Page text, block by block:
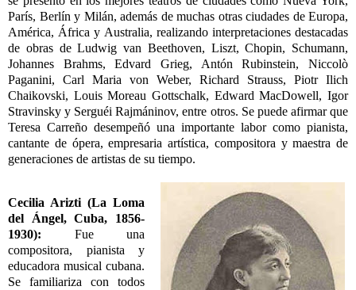
París, Berlín y Milán, además de muchas otras ciudades de Europa,
América, África y Australia, realizando interpretaciones destacadas
de obras de Ludwig van Beethoven, Liszt, Chopin, Schumann,
Johannes Brahms, Edvard Grieg, Antón Rubinstein, Niccolò
Paganini, Carl Maria von Weber, Richard Strauss, Piotr Ilich
Chaikovski, Louis Moreau Gottschalk, Edward MacDowell, Igor
Stravinsky y Serguéi Rajmáninov, entre otros. Se puede afirmar que
Teresa Carreño desempeñó una importante labor como pianista,
cantante de ópera, empresaria artística, compositora y maestra de
generaciones de artistas de su tiempo.
Cecilia Arizti(La Loma
del Ángel, Cuba, 1856-
1930): Fue una
compositora, pianista y
educadora musical cubana.
Se familiariza con todos